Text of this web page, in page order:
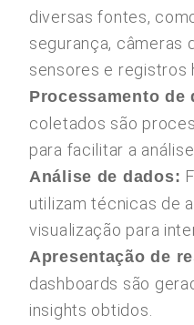
diversas fontes,
segurança, câmeras
sensores e registros
Processamento de
coletados são
para facilitar a análise.
Análise de dados:
utilizam técnicas de
visualização para
Apresentação de
dashboards são
insights obtidos.